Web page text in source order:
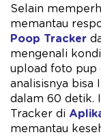
Selain
memantau
Poop Tracker
mengenali
upload foto pup
analisisnya bisa
dalam 60 detik.
Tracker di
memantau